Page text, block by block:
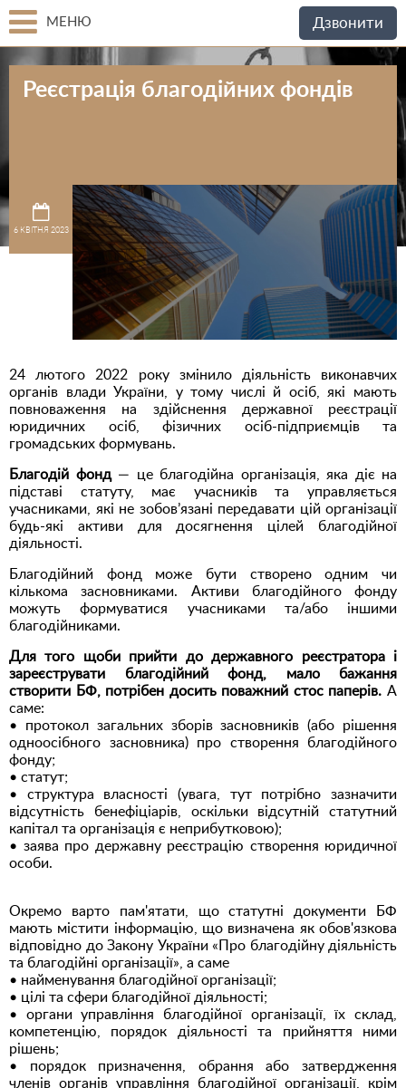
МЕНЮ Дзвонити
Реєстрація благодійних фондів
6 КВІТНЯ 2023
24 лютого 2022 року змінило діяльність виконавчих
органів влади України, у тому числі й осіб, які мають
повноваження на здійснення державної реєстрації
юридичних осіб, фізичних осіб-підприємців та
громадських формувань.
Благодій фонд— це благодійна організація, яка діє на
підставі статуту, має учасників та управляється
учасниками, які не зобов’язані передавати цій організації
будь-які активи для досягнення цілей благодійної
діяльності.
Благодійний фонд може бути створено одним чи
кількома засновниками. Активи благодійного фонду
можуть формуватися учасниками та/або іншими
благодійниками.
Для того щоби прийти до державного реєстратора і
зареєструвати благодійний фонд, мало бажання
створити БФ, потрібен досить поважний стос паперів. А
саме:
• протокол загальних зборів засновників (або рішення
одноосібного засновника) про створення благодійного
фонду;
• статут;
• структура власності (увага, тут потрібно зазначити
відсутність бенефіціарів, оскільки відсутній статутний
капітал та організація є неприбутковою);
• заява про державну реєстрацію створення юридичної
особи.
Окремо варто пам'ятати, що статутні документи БФ
мають містити інформацію, що визначена як обов'язкова
відповідно до Закону України «Про благодійну діяльність
та благодійні організації», а саме
• найменування благодійної організації;
• цілі та сфери благодійної діяльності;
• органи управління благодійної організації, їх склад,
компетенцію, порядок діяльності та прийняття ними
рішень;
• порядок призначення, обрання або затвердження
членів органів управління благодійної організації, крім